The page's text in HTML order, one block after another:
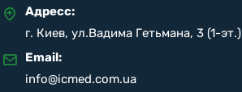
Адресс:
г. Киев, ул.Вадима Гетьмана, 3 (1-эт.)
Email:
info@icmed.com.ua